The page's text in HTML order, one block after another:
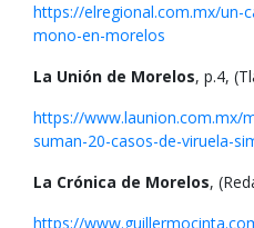
https://elregional.com.mx/un-
mono-en-morelos
La Unión de Morelos, p.4,
https://www.launion.com.mx/
suman-20-casos-de-viruela-
La Crónica de Morelos,
https://